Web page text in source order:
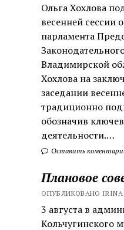
Ольга Хохлова
весенней сессии
парламента
Владимирской
Хохлова на
заседании
традиционно
обозначив
деятельности.…
Оставить
Плановое
ОПУБЛИКОВАНО IRINA
3 августа в
Кольчугинского